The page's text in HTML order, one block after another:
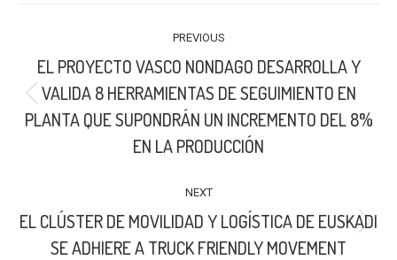
PREVIOUS
Previous
post:
EL PROYECTO VASCO NONDAGO DESARROLLA Y
VALIDA 8 HERRAMIENTAS DE SEGUIMIENTO EN
PLANTA QUE SUPONDRÁN UN INCREMENTO DEL 8%
EN LA PRODUCCIÓN
NEXT
Next
post:
EL CLÚSTER DE MOVILIDAD Y LOGÍSTICA DE EUSKADI
SE ADHIERE A TRUCK FRIENDLY MOVEMENT